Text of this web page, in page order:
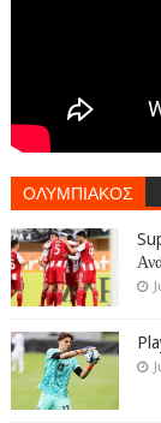
ΟΛΥΜΠΙΑΚΟΣ